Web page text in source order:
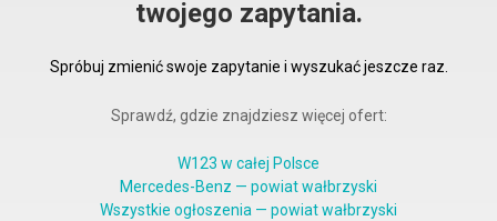
twojego zapytania.
Spróbuj zmienić swoje zapytanie i wyszukać jeszcze raz.
Sprawdź, gdzie znajdziesz więcej ofert:
W123 w całej Polsce
Mercedes-Benz — powiat wałbrzyski
Wszystkie ogłoszenia — powiat wałbrzyski